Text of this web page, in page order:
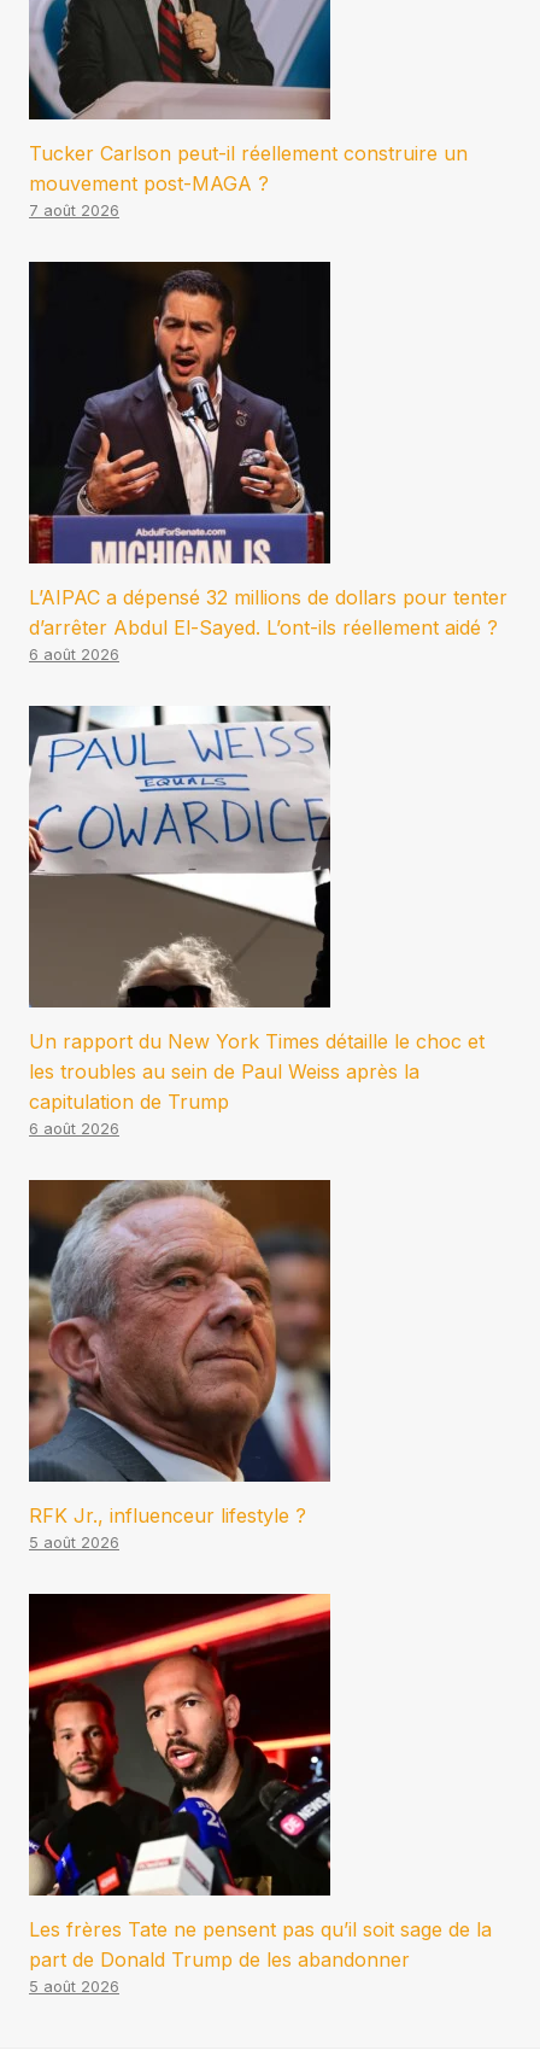
Tucker Carlson peut-il réellement construire un
mouvement post-MAGA ?
7 août 2026
L’AIPAC a dépensé 32 millions de dollars pour tenter
d’arrêter Abdul El-Sayed. L’ont-ils réellement aidé ?
6 août 2026
Un rapport du New York Times détaille le choc et
les troubles au sein de Paul Weiss après la
capitulation de Trump
6 août 2026
RFK Jr., influenceur lifestyle ?
5 août 2026
Les frères Tate ne pensent pas qu’il soit sage de la
part de Donald Trump de les abandonner
5 août 2026